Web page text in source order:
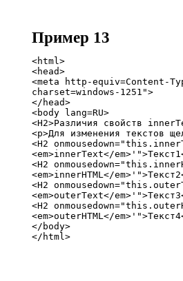
Пример 13
<html>
<head>
<meta http-equiv=Content-
charset=windows-1251">
</head>
<body lang=RU>
<H2>Различия свойств
<p>Для изменения текстов
<H2
<em>innerText</
<H2
<em>innerHTML</
<H2
<em>outerText</
<H2
<em>outerHTML</
</body>
</html>